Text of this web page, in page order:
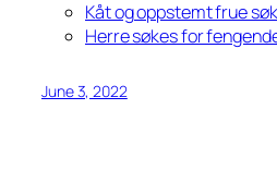
Kåt og oppstemt frue
Herre søkes for
June 3, 2022